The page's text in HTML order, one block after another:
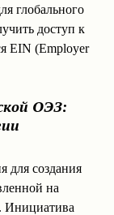
глобального
доступ к
EIN (Employer
ОЭЗ:
для создания
на
Инициатива